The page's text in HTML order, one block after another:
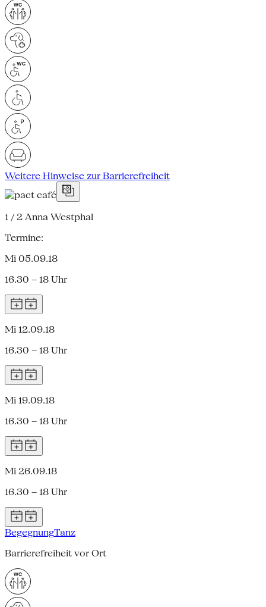
Weitere Hinweise zur Barrierefreiheit
1 / 2 Anna Westphal
Termine:
Mi 05.09.18
16.30 – 18 Uhr
Mi 12.09.18
16.30 – 18 Uhr
Mi 19.09.18
16.30 – 18 Uhr
Mi 26.09.18
16.30 – 18 Uhr
BegegnungTanz
Barrierefreiheit vor Ort